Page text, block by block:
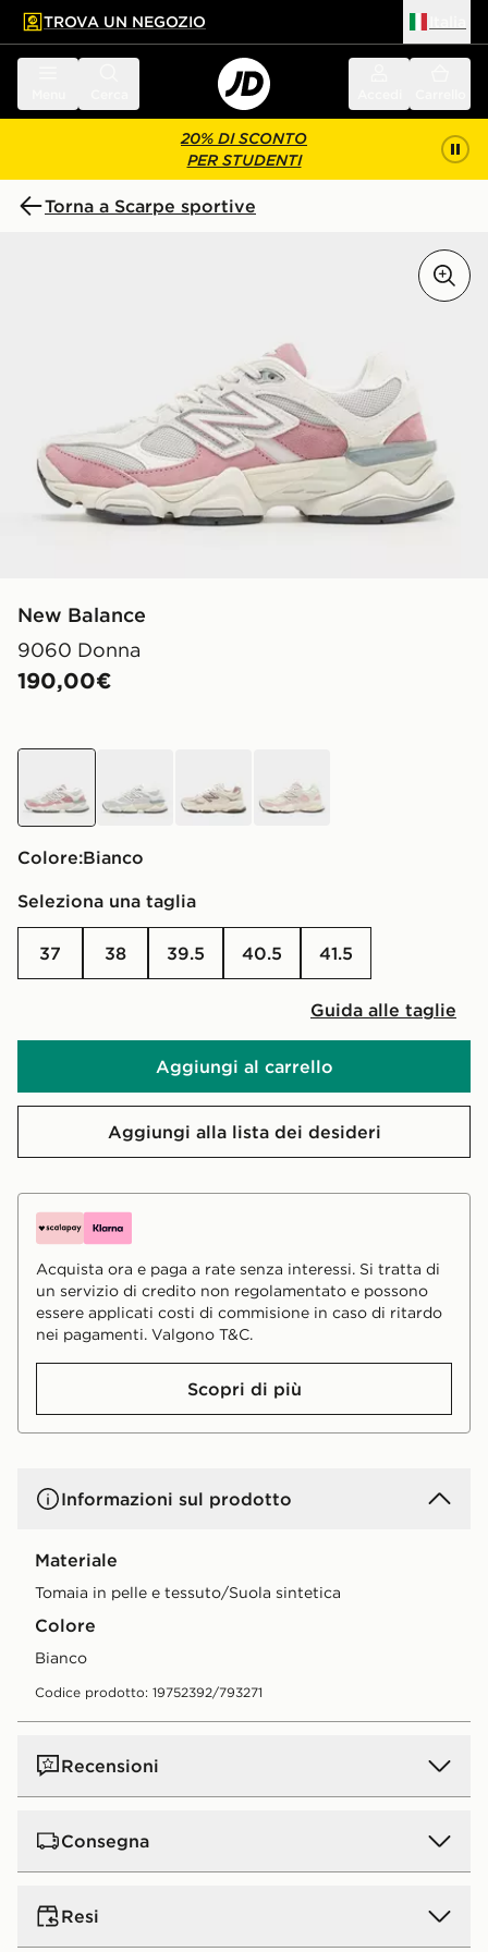
principale
a fondo pagina
TROVA UN NEGOZIO
20% DI SCONTO
PER STUDENTI
Torna a Scarpe sportive
New Balance
9060 Donna
190,00€
Colore:
bianco
Seleziona una taglia
37 38 39.5 40.5 41.5
Guida alle taglie
Aggiungi al carrello
Aggiungi alla lista dei desideri
Acquista ora e paga a rate senza interessi. Si tratta di
un servizio di credito non regolamentato e possono
essere applicati costi di commisione in caso di ritardo
nei pagamenti. Valgono T&C.
Scopri di più
Informazioni sul prodotto
Materiale
Tomaia in pelle e tessuto/Suola sintetica
Colore
bianco
Codice prodotto: 19752392/793271
Recensioni
Consegna
Consegna standard a domicilio:
per ordini
superiori a 50 € (gratis a partire da 50 € per tutti gli
Resi